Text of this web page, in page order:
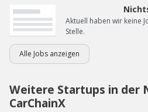
Aktuell haben wir keine
Stelle.
Alle Jobs anzeigen
Weitere Startups in der
CarChainX